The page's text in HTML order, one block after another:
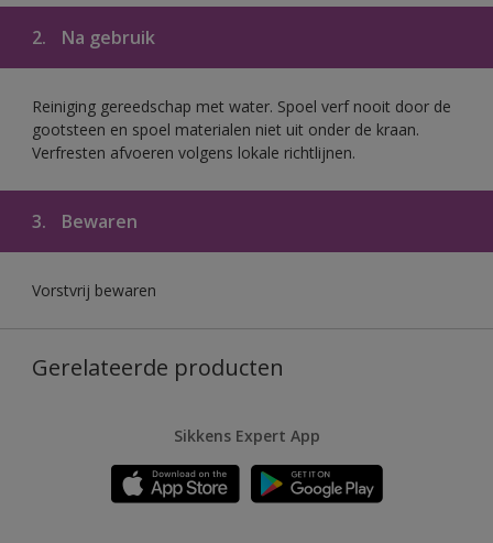
2. Na gebruik
Reiniging gereedschap met water. Spoel verf nooit door de
gootsteen en spoel materialen niet uit onder de kraan.
Verfresten afvoeren volgens lokale richtlijnen.
3. Bewaren
Vorstvrij bewaren
Gerelateerde producten
Sikkens Expert App